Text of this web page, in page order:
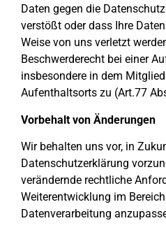
Daten gegen die
verstößt oder dass Ihre
Weise von uns verletzt
Beschwerderecht bei einer
insbesondere in dem
Aufenthaltsorts zu (Art.77
Vorbehalt von Änderungen
Wir behalten uns vor, in
Datenschutzerklärung
verändernde rechtliche
Weiterentwicklung im
Datenverarbeitung